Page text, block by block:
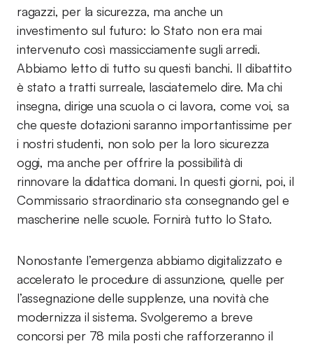
ragazzi, per la sicurezza, ma anche un
investimento sul futuro: lo Stato non era mai
intervenuto così massicciamente sugli arredi.
Abbiamo letto di tutto su questi banchi. Il dibattito
è stato a tratti surreale, lasciatemelo dire. Ma chi
insegna, dirige una scuola o ci lavora, come voi, sa
che queste dotazioni saranno importantissime per
i nostri studenti, non solo per la loro sicurezza
oggi, ma anche per offrire la possibilità di
rinnovare la didattica domani. In questi giorni, poi, il
Commissario straordinario sta consegnando gel e
mascherine nelle scuole. Fornirà tutto lo Stato.
Nonostante l’emergenza abbiamo digitalizzato e
accelerato le procedure di assunzione, quelle per
l’assegnazione delle supplenze, una novità che
modernizza il sistema. Svolgeremo a breve
concorsi per 78 mila posti che rafforzeranno il